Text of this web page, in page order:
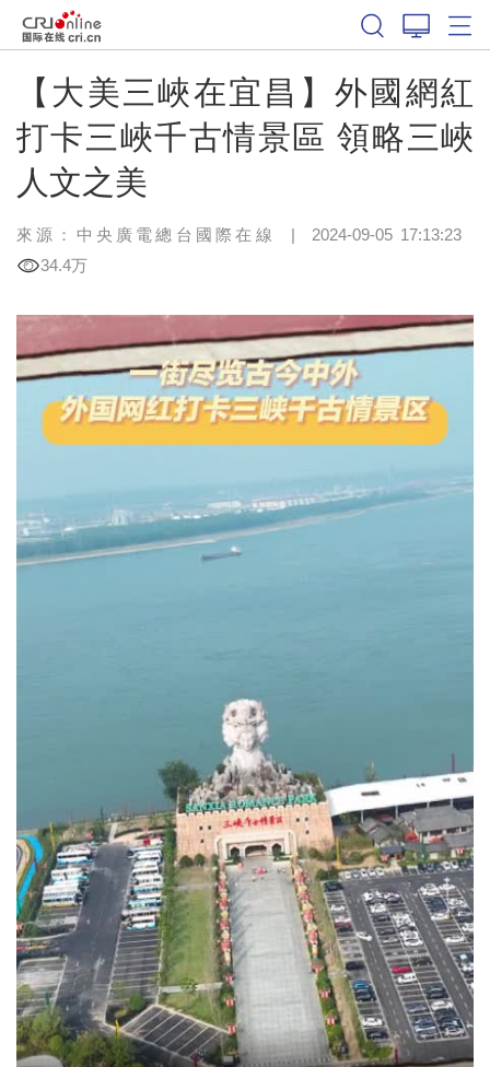
【大美三峽在宜昌】外國網紅
打卡三峽千古情景區 領略三峽
人文之美
來源：中央廣電總台國際在線 | 2024-09-05 17:13:23
34.4万